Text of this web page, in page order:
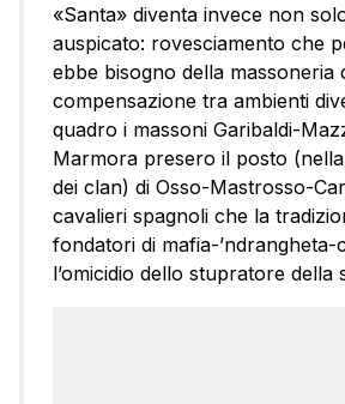
«Santa» diventa invece non
auspicato: rovesciamento che
ebbe bisogno della massoneria
compensazione tra ambienti
quadro i massoni Garibaldi-
Marmora presero il posto
dei clan) di Osso-Mastrosso-
cavalieri spagnoli che la
fondatori di mafia-
l’omicidio dello stupratore della